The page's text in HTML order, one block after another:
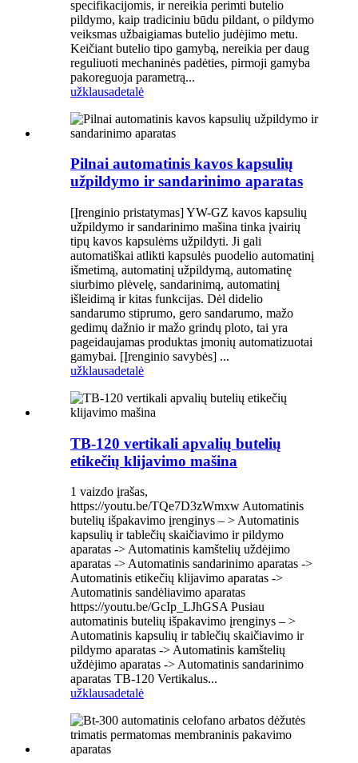
specifikacijomis, ir nereikia perimti butelio
pildymo, kaip tradiciniu būdu pildant, o pildymo
veiksmas užbaigiamas butelio judėjimo metu.
Keičiant butelio tipo gamybą, nereikia per daug
reguliuoti mechaninės padėties, pirmoji gamyba
pakoreguoja parametrą...
užklausadetalė
Pilnai automatinis kavos kapsulių
užpildymo ir sandarinimo aparatas
[Įrenginio pristatymas] YW-GZ kavos kapsulių
užpildymo ir sandarinimo mašina tinka įvairių
tipų kavos kapsulėms užpildyti. Ji gali
automatiškai atlikti kapsulės puodelio automatinį
išmetimą, automatinį užpildymą, automatinę
siurbimo plėvelę, sandarinimą, automatinį
išleidimą ir kitas funkcijas. Dėl didelio
sandarumo stiprumo, gero sandarumo, mažo
gedimų dažnio ir mažo grindų ploto, tai yra
pageidaujamas produktas įmonių automatizuotai
gamybai. [Įrenginio savybės] ...
užklausadetalė
TB-120 vertikali apvalių butelių
etikečių klijavimo mašina
1 vaizdo įrašas,
https://youtu.be/TQe7D3zWmxw Automatinis
butelių išpakavimo įrenginys – > Automatinis
kapsulių ir tablečių skaičiavimo ir pildymo
aparatas -> Automatinis kamštelių uždėjimo
aparatas -> Automatinis sandarinimo aparatas ->
Automatinis etikečių klijavimo aparatas ->
Automatinis sandėliavimo aparatas
https://youtu.be/GcIp_LJhGSA Pusiau
automatinis butelių išpakavimo įrenginys – >
Automatinis kapsulių ir tablečių skaičiavimo ir
pildymo aparatas -> Automatinis kamštelių
uždėjimo aparatas -> Automatinis sandarinimo
aparatas TB-120 Vertikalus...
užklausadetalė